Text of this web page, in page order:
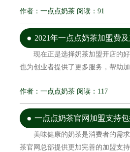
作者：一点点奶茶 阅读：91
2021年一点点奶茶加盟费
现在正是选择奶茶加盟开店的
也为创业者提供了更多服务，帮助
作者：一点点奶茶 阅读：117
一点点奶茶官网加盟支持
美味健康的奶茶是消费者的需
茶官网总部提供更加完善的加盟支